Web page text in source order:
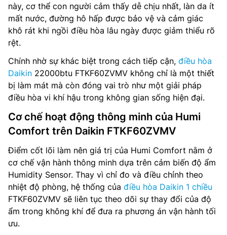
này, cơ thể con người cảm thấy dễ chịu nhất, làn da ít
mất nước, đường hô hấp được bảo vệ và cảm giác
khô rát khi ngồi điều hòa lâu ngày được giảm thiểu rõ
rệt.
Chính nhờ sự khác biệt trong cách tiếp cận, điều hòa
Daikin 22000btu FTKF60ZVMV không chỉ là một thiết
bị làm mát mà còn đóng vai trò như một giải pháp
điều hòa vi khí hậu trong không gian sống hiện đại.
Cơ chế hoạt động thông minh của Humi
Comfort trên Daikin FTKF60ZVMV
Điểm cốt lõi làm nên giá trị của Humi Comfort nằm ở
cơ chế vận hành thông minh dựa trên cảm biến độ ẩm
Humidity Sensor. Thay vì chỉ đo và điều chỉnh theo
nhiệt độ phòng, hệ thống của điều hòa Daikin 1 chiều
FTKF60ZVMV sẽ liên tục theo dõi sự thay đổi của độ
ẩm trong không khí để đưa ra phương án vận hành tối
ưu.